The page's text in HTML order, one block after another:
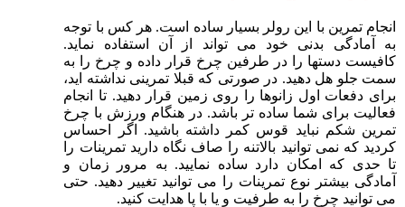
انجام تمرین با این رولر بسیار ساده است. هر کس با توجه
به آمادگی بدنی خود می تواند از آن استفاده نماید.
کافیست دستها را در طرفین چرخ قرار داده و چرخ را به
سمت جلو هل دهید. در صورتی که قبلا تمرینی نداشته اید،
برای دفعات اول زانوها را روی زمین قرار دهید. تا انجام
فعالیت برای شما ساده تر باشد. در هنگام ورزش با چرخ
تمرین شکم نباید قوس کمر داشته باشید. اگر احساس
کردید که نمی توانید بالاتنه را صاف نگاه دارید تمرینات را
تا حدی که امکان دارد ساده نمایید. به مرور زمان و
آمادگی بیشتر نوع تمرینات را می توانید تغییر دهید. حتی
می توانید چرخ را به طرفیت و یا با پا هدایت کنید.